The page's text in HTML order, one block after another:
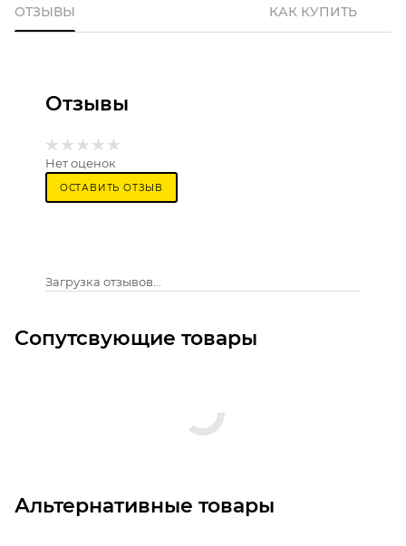
ОТЗЫВЫ КАК КУПИТЬ
Отзывы
Нет оценок
ОСТАВИТЬ ОТЗЫВ
Загрузка отзывов...
Сопутсвующие товары
Альтернативные товары